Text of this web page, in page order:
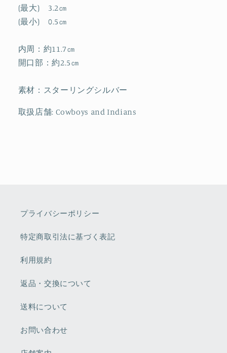
(最大) 3.2㎝
(最小) 0.5㎝
内周：約11.7㎝
開口部：約2.5㎝
素材：スターリングシルバー
取扱店舗: Cowboys and Indians
プライバシーポリシー
特定商取引法に基づく表記
利用規約
返品・交換について
送料について
お問い合わせ